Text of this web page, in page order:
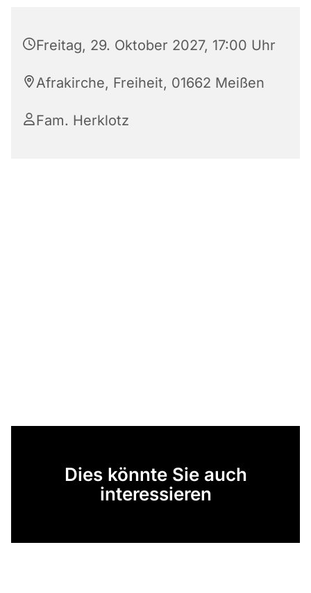
Freitag, 29. Oktober 2027, 17:00 Uhr
Afrakirche, Freiheit, 01662 Meißen
Fam. Herklotz
Dies könnte Sie auch
interessieren